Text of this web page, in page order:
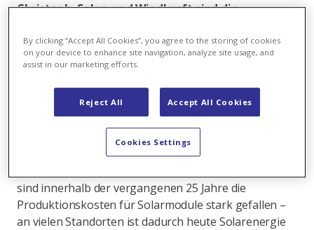
Christoph, Solar- und Windkraft sind die
Resonanz stossen. Wie schätzt du diese beiden
Technologien ein?
Christoph Sutter:Auf jeden Fall haben diese beiden
Technologien grosse Relevanz für die ganze
Energiewende. Der stärkste Zubau wird im Bereich
Solar geschehen. Sowohl auf Freiflächen wie auch auf
Gebäuden oder bestehender Infrastruktur, die für
sind innerhalb der vergangenen 25 Jahre die
Produktionskosten für Solarmodule stark gefallen –
an vielen Standorten ist dadurch heute Solarenergie
By clicking “Accept All Cookies”, you agree to the storing of cookies
on your device to enhance site navigation, analyze site usage, and
assist in our marketing efforts.
Reject All Accept All Cookies
Cookies Settings